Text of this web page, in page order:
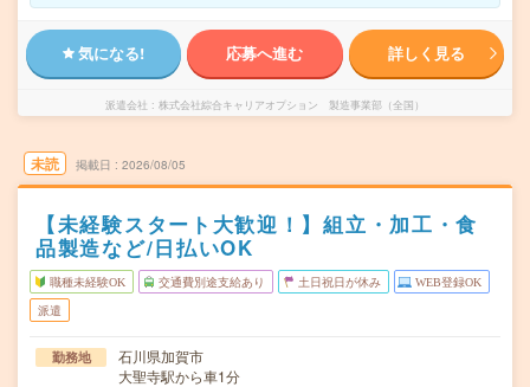
気になる! 応募へ進む 詳しく見る
派遣会社 株式会社綜合キャリアオプション 製造事業部（全国）
未読 掲載日 2026/08/05
【未経験スタート大歓迎！】組立・加工・食
品製造など/日払いOK
職種未経験OK 交通費別途支給あり 土日祝日が休み WEB登録OK
派遣
勤務地
石川県加賀市
大聖寺駅から車1分